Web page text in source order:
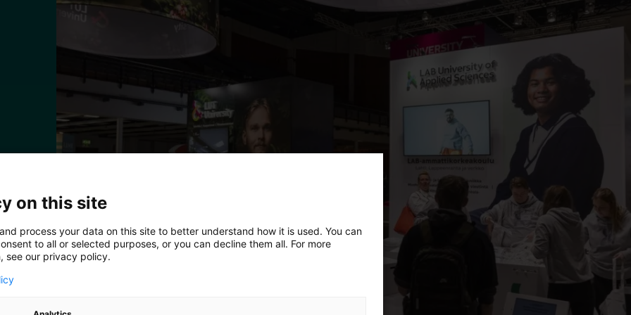
on this site
process your data on this site to better understand how it is used. You can
to all or selected purposes, or you can decline them all. For more
see our privacy policy.